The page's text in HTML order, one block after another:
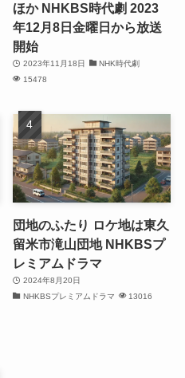
ほか NHKBS時代劇 2023
年12月8日金曜日から放送
開始
2023年11月18日
NHK時代劇
15478
団地のふたり ロケ地は東久
留米市滝山団地 NHKBSプ
レミアムドラマ
2024年8月20日
NHKBSプレミアムドラマ
13016